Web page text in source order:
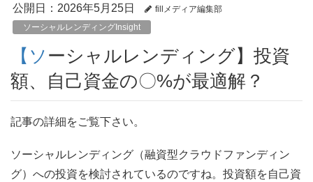
公開日： 2026年5月25日
fillメディア編集部
ソーシャルレンディングInsight
【ソーシャルレンディング】投資
額、自己資金の〇%が最適解？
記事の詳細をご覧下さい。
ソーシャルレンディング（融資型クラウドファンディン
グ）への投資を検討されているのですね。投資額を自己資